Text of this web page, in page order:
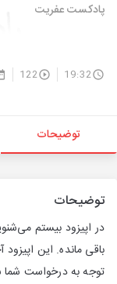
پادکست عفریت
19:32
122
توضیحات
توضیحات
در اپیزود بیستم
باقی مانده. این
توجه به درخواست شما